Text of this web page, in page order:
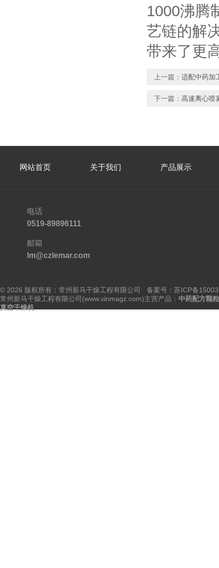
1000沸腾
艺链的解
带来了更
上一篇： 适配中药加
下一篇： 高速离心喷
网站首页 关于我们 产品展示
电话
0519-89896111
邮箱
lm@czlemar.com
© 2026 版权所有：常州新马干燥工程有限公司 备案号： 苏ICP备
常州新马干燥工程有限公司(www.xinmagz.com)主营产品： 中药配方颗
真空干燥机